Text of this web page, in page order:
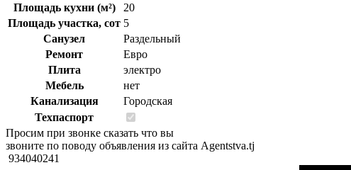
Площадь кухни (м²)
20
Площадь участка, сот 5
Санузел
Раздельный
Ремонт
Евро
Плита
электро
Мебель
нет
Канализация
Городская
Техпаспорт
Просим при звонке сказать что вы
звоните по поводу объявления из сайта Agentstva.tj
934040241